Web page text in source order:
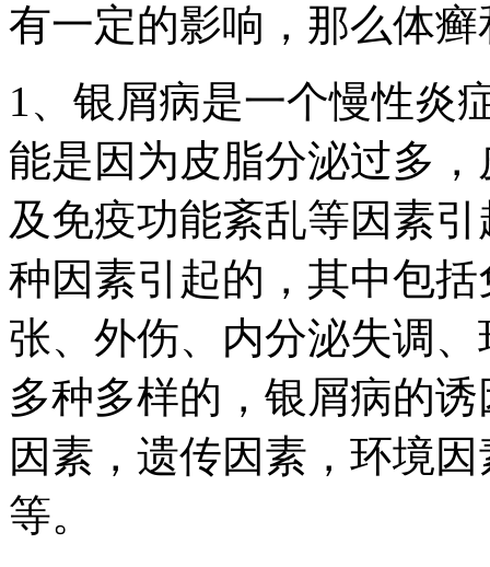
有一定的影响，那么体
1、银屑病是一个慢性炎
能是因为皮脂分泌过多
及免疫功能紊乱等因素
种因素引起的，其中包
张、外伤、内分泌失调
多种多样的，银屑病的
因素，遗传因素，环境
等。